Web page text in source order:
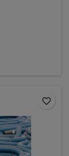
favorite_border